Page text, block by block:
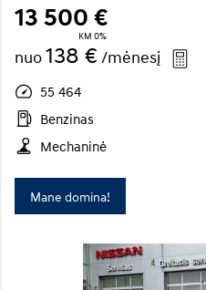
13 500 €
KM 0%
nuo138 € /mėnesį
55 464
Benzinas
Mechaninė
Mane domina!